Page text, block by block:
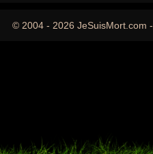
© 2004 - 2026 JeSuisMort.com -